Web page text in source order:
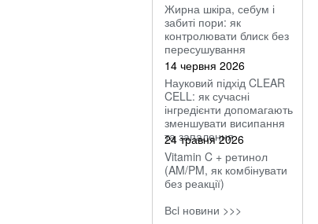
Жирна шкіра, себум і
забиті пори: як
контролювати блиск без
пересушування
14 червня 2026
Науковий підхід CLEAR
CELL: як сучасні
інгредієнти допомагають
зменшувати висипання
та запалення
24 травня 2026
Vitamin C + ретинол
(AM/PM, як комбінувати
без реакції)
Всi новини >>>